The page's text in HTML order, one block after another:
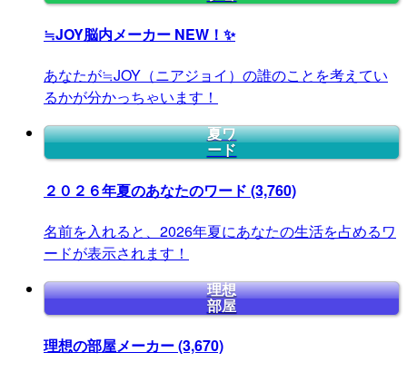
≒JOY脳内メーカー NEW！✨
あなたが≒JOY（ニアジョイ）の誰のことを考えてい
るかが分かっちゃいます！
夏ワ
ード
２０２６年夏のあなたのワード (3,760)
名前を入れると、2026年夏にあなたの生活を占めるワ
ードが表示されます！
理想
部屋
理想の部屋メーカー(3,670)